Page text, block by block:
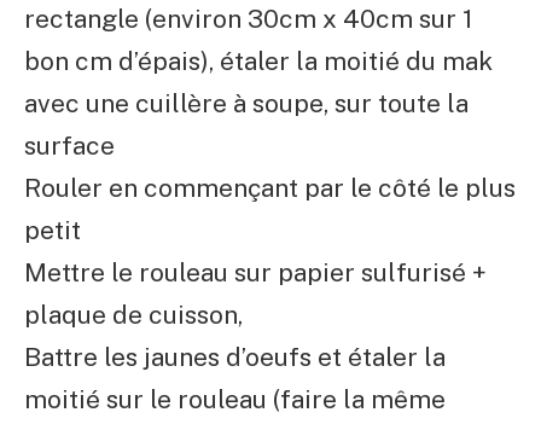
rectangle (environ 30cm x 40cm sur 1
bon cm d’épais), étaler la moitié du mak
avec une cuillère à soupe, sur toute la
surface
Rouler en commençant par le côté le plus
petit
Mettre le rouleau sur papier sulfurisé +
plaque de cuisson,
Battre les jaunes d’oeufs et étaler la
moitié sur le rouleau (faire la même